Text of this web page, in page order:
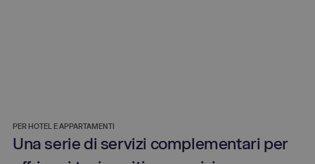
PER HOTEL E APPARTAMENTI
Una serie di servizi complementari per